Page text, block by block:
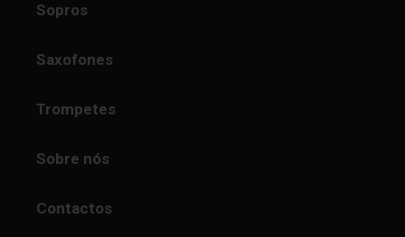
Sopros
Saxofones
Trompetes
Sobre nós
Contactos